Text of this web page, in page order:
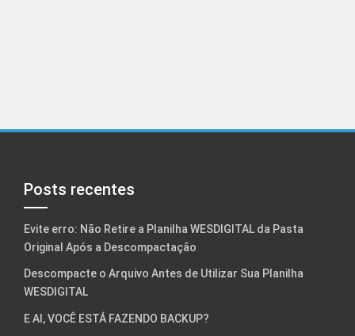
Posts recentes
Evite erro: Não Retire a Planilha WESDIGITAL da Pasta
Original Após a Descompactação
Descompacte o Arquivo Antes de Utilizar Sua Planilha
WESDIGITAL
E AI, VOCÊ ESTÁ FAZENDO BACKUP?